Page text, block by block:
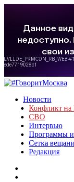
Новости
Конфликт на
СВО
Интервью
Программы
Сетка
Редакция